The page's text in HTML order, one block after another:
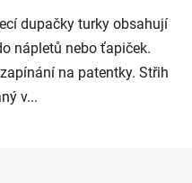
dupačky turky obsahují
nápletů nebo ťapiček.
na patentky. Střih
v...